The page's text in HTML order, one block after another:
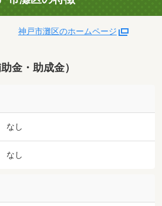
神戸市灘区のホームページ
金・助成金）
なし
なし